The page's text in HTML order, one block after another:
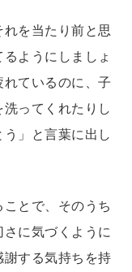
を当たり前と思
ようにしましょ
ているのに、子
ってくれたりし
」と言葉に出し
とで、そのうち
に気づくように
する気持ちを持